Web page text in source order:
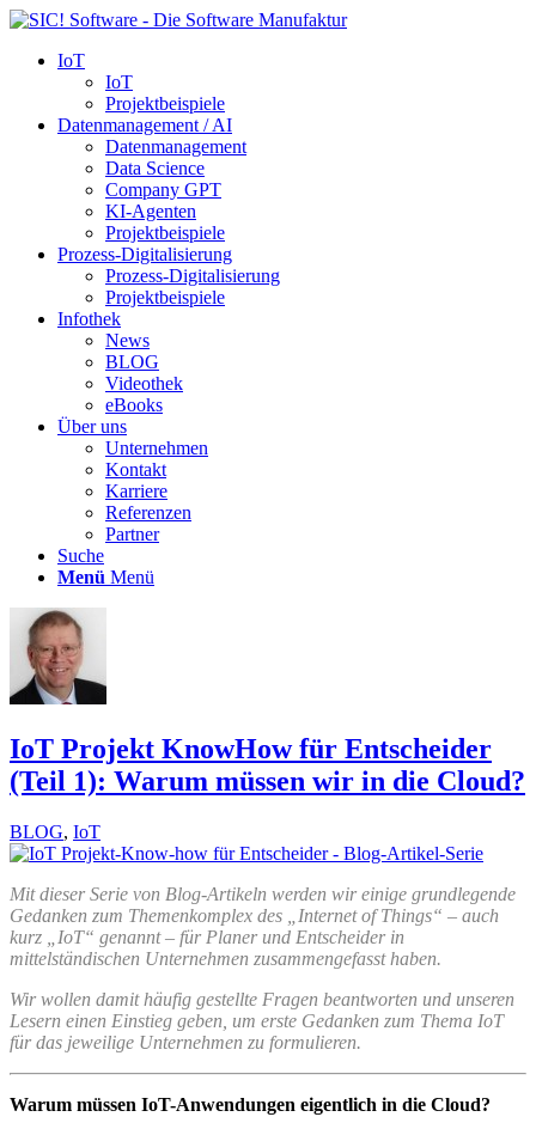
IoT
IoT
Projektbeispiele
Datenmanagement / AI
Datenmanagement
Data Science
Company GPT
KI-Agenten
Projektbeispiele
Prozess-Digitalisierung
Prozess-Digitalisierung
Projektbeispiele
Infothek
News
BLOG
Videothek
eBooks
Über uns
Unternehmen
Kontakt
Karriere
Referenzen
Partner
Suche
Menü Menü
IoT Projekt KnowHow für Entscheider
(Teil 1): Warum müssen wir in die Cloud?
BLOG, IoT
Mit dieser Serie von Blog-Artikeln werden wir einige grundlegende
Gedanken zum Themenkomplex des „Internet of Things“ – auch
kurz „IoT“ genannt – für Planer und Entscheider in
mittelständischen Unternehmen zusammengefasst haben.
Wir wollen damit häufig gestellte Fragen beantworten und unseren
Lesern einen Einstieg geben, um erste Gedanken zum Thema IoT
für das jeweilige Unternehmen zu formulieren.
Warum müssen IoT-Anwendungen eigentlich in die Cloud?